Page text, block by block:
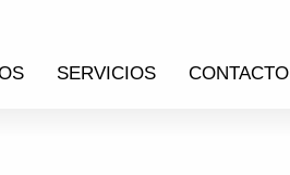
SERVICIOS CONTACTO